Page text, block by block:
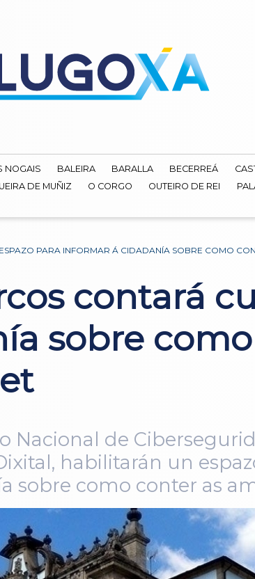
NOGAIS BALEIRA BARALLA BECERREÁ
DE MUÑIZ O CORGO OUTEIRO DE REI
PARA INFORMAR Á CIDADANÍA SOBRE COMO
contará
sobre
de
habilitarán un
sobre como conter as